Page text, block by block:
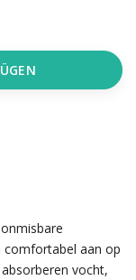
comfortabel aan op
vocht,